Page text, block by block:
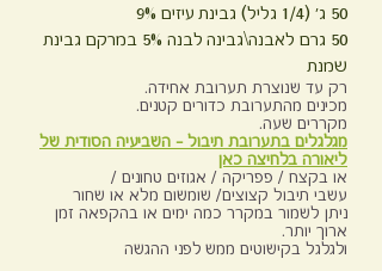
50 ג' (1/4 גליל) גבינת עיזים 9%
50 גרם לאבנה\גבינה לבנה 5% במרקם גבינת
שמנת
רק עד שנוצרת תערובת אחידה.
מכינים מהתערובת כדורים קטנים.
מקררים שעה.
מגלגלים בתערובת תיבול - השביעיה הסודית של
ליאורה בלחיצה כאן
או בקצח / פפריקה / אגוזים טחונים /
עשבי תיבול קצוצים/ שומשום מלא או שחור
ניתן לשמור במקרר כמה ימים או בהקפאה זמן
ארוך יותר.
ולגלגל בקישוטים ממש לפני ההגשה